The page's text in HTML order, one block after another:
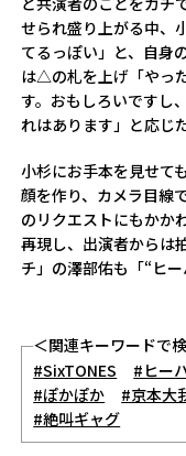
せられ盛り上がる中、
てるっぽい」と、自身
は△の札を上げ「やっ
す。おもしろいですし
れはあります」と応じた
小杉にお手本を見せて
顔を作り、カメラ目線
のリクエストにもかか
再現し、出演者からは
チ」の澤部佑も「“ヒ
＜関連キーワードで
#SixTONES
#ヒー
#ぽかぽか
#京本大
#絶叫ギャグ